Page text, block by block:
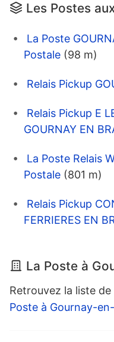
Les Postes
La Poste
Postale (98 m)
Relais Pickup
Relais Pickup E
GOURNAY EN
La Poste Relais
Postale (801 m)
Relais Pickup
FERRIERES EN
La Poste à
Retrouvez la liste
Poste à Gournay-